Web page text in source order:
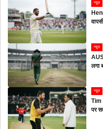
न्यूज
न्यूज
लगा
न्यूज
Tim
पर